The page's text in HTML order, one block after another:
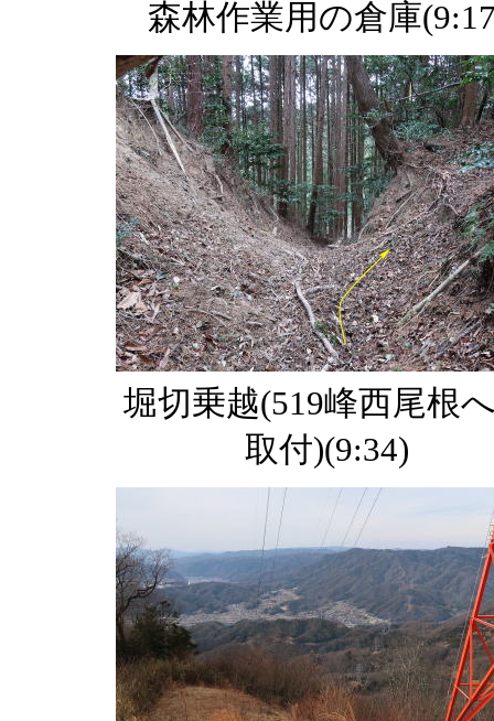
森林作業用の倉庫
堀切乗越(519峰西尾根
取付)(9:34)